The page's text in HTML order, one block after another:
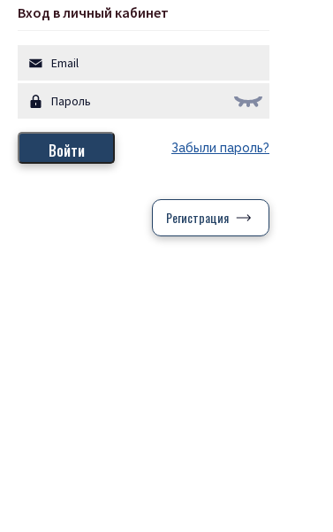
Вход в личный кабинет
Забыли пароль?
Регистрация